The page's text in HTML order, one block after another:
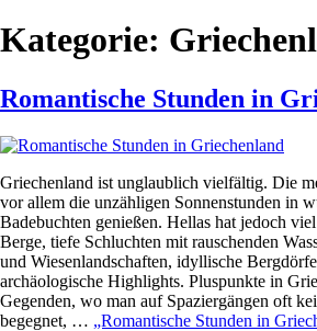
Kategorie:
Romantische Stunden in
Griechenland ist unglaublich vielfältig. Die
vor allem die unzähligen Sonnenstunden in
Badebuchten genießen. Hellas hat jedoch
Berge, tiefe Schluchten mit rauschenden
und Wiesenlandschaften, idyllische
archäologische Highlights. Pluspunkte in
Gegenden, wo man auf Spaziergängen oft
begegnet, … „Romantische Stunden in